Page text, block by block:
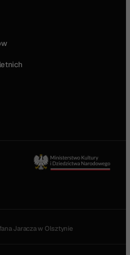
Jaracza w Olsztynie